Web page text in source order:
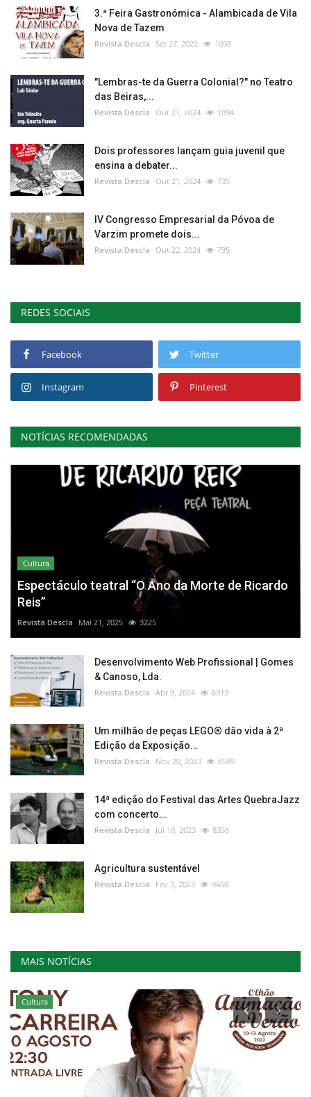
3.ª Feira Gastronómica - Alambicada de Vila
Nova de Tazem
Revista Descla Set 27, 2022 1098
"Lembras-te da Guerra Colonial?" no Teatro
das Beiras,...
Revista Descla Out 21, 2024 1094
Dois professores lançam guia juvenil que
ensina a debater...
Revista Descla Out 21, 2024 735
IV Congresso Empresarial da Póvoa de
Varzim promete dois...
Revista Descla Out 22, 2024 735
REDES SOCIAIS
Facebook Twitter
Instagram Pinterest
NOTÍCIAS RECOMENDADAS
Cultura
Espectáculo teatral “O Ano da Morte de Ricardo
Reis”
Revista Descla Mai 21, 2025 3225
Desenvolvimento Web Profissional | Gomes
& Canoso, Lda.
Revista Descla Abr 9, 2024 6313
Um milhão de peças LEGO® dão vida à 2ª
Edição da Exposição...
Revista Descla Nov 20, 2023 8589
14ª edição do Festival das Artes QuebraJazz
com concerto...
Revista Descla Jul 18, 2023 8358
Agricultura sustentável
Revista Descla Fev 3, 2023 9450
MAIS NOTÍCIAS
Cultura